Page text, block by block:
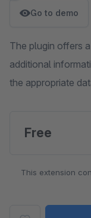
Go to demo
The plugin offers
additional
the appropriate
Free
This extension